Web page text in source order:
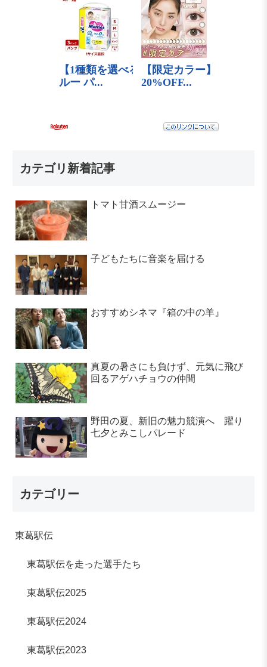
カテゴリ新着記事
トマト甘酒スムージー
子どもたちに音楽を届ける
おすすめシネマ『箱の中の羊』
真夏の暑さにも負けず、元気に飛び
回るアゲハチョウの仲間
野田の夏、新旧の魅力競演へ 躍り
七夕とみこしパレード
カテゴリー
東葛駅伝
東葛駅伝を走った選手たち
東葛駅伝2025
東葛駅伝2024
東葛駅伝2023